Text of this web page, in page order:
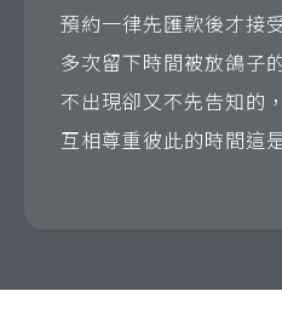
預約一律先匯款後才接
多次留下時間被放鴿子
不出現卻又不先告知的
互相尊重彼此的時間這